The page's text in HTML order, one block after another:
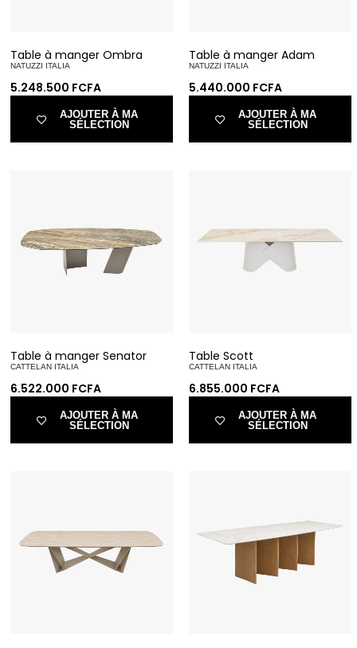
Table à manger Ombra
NATUZZI ITALIA
5.248.500 FCFA
AJOUTER À MA
SÉLECTION
Table à manger Adam
NATUZZI ITALIA
5.440.000 FCFA
AJOUTER À MA
SÉLECTION
Table à manger Senator
CATTELAN ITALIA
6.522.000 FCFA
AJOUTER À MA
SÉLECTION
Table Scott
CATTELAN ITALIA
6.855.000 FCFA
AJOUTER À MA
SÉLECTION